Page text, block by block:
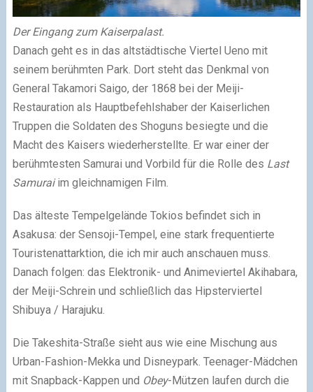
Der Eingang zum Kaiserpalast.
Danach geht es in das altstädtische Viertel Ueno mit
seinem berühmten Park. Dort steht das Denkmal von
General Takamori Saigo, der 1868 bei der Meiji-
Restauration als Hauptbefehlshaber der Kaiserlichen
Truppen die Soldaten des Shoguns besiegte und die
Macht des Kaisers wiederherstellte. Er war einer der
berühmtesten Samurai und Vorbild für die Rolle des Last
Samuraiim gleichnamigen Film.
Das älteste Tempelgelände Tokios befindet sich in
Asakusa: der Sensoji-Tempel, eine stark frequentierte
Touristenattarktion, die ich mir auch anschauen muss.
Danach folgen: das Elektronik- und Animeviertel Akihabara,
der Meiji-Schrein und schließlich das Hipsterviertel
Shibuya / Harajuku.
Die Takeshita-Straße sieht aus wie eine Mischung aus
Urban-Fashion-Mekka und Disneypark. Teenager-Mädchen
mit Snapback-Kappen und Obey-Mützen laufen durch die